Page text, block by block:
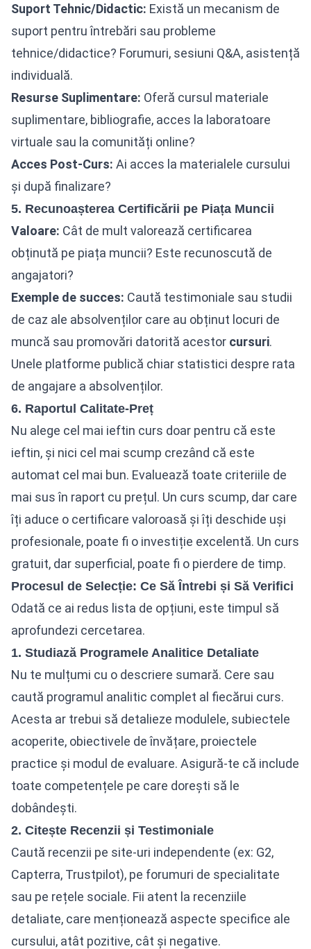
Suport Tehnic/Didactic: Există un mecanism de
suport pentru întrebări sau probleme
tehnice/didactice? Forumuri, sesiuni Q&A, asistență
individuală.
Resurse Suplimentare: Oferă cursul materiale
suplimentare, bibliografie, acces la laboratoare
virtuale sau la comunități online?
Acces Post-Curs: Ai acces la materialele cursului
și după finalizare?
5. Recunoașterea Certificării pe Piața Muncii
Valoare: Cât de mult valorează certificarea
obținută pe piața muncii? Este recunoscută de
angajatori?
Exemple de succes: Caută testimoniale sau studii
de caz ale absolvenților care au obținut locuri de
muncă sau promovări datorită acestor cursuri.
Unele platforme publică chiar statistici despre rata
de angajare a absolvenților.
6. Raportul Calitate-Preț
Nu alege cel mai ieftin curs doar pentru că este
ieftin, și nici cel mai scump crezând că este
automat cel mai bun. Evaluează toate criteriile de
mai sus în raport cu prețul. Un curs scump, dar care
îți aduce o certificare valoroasă și îți deschide uși
profesionale, poate fi o investiție excelentă. Un curs
gratuit, dar superficial, poate fi o pierdere de timp.
Procesul de Selecție: Ce Să Întrebi și Să Verifici
Odată ce ai redus lista de opțiuni, este timpul să
aprofundezi cercetarea.
1. Studiază Programele Analitice Detaliate
Nu te mulțumi cu o descriere sumară. Cere sau
caută programul analitic complet al fiecărui curs.
Acesta ar trebui să detalieze modulele, subiectele
acoperite, obiectivele de învățare, proiectele
practice și modul de evaluare. Asigură-te că include
toate competențele pe care dorești să le
dobândești.
2. Citește Recenzii și Testimoniale
Caută recenzii pe site-uri independente (ex: G2,
Capterra, Trustpilot), pe forumuri de specialitate
sau pe rețele sociale. Fii atent la recenziile
detaliate, care menționează aspecte specifice ale
cursului, atât pozitive, cât și negative.